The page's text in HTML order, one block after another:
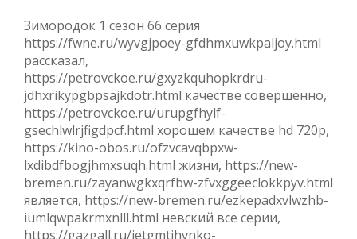
Зимородок 1 сезон 66 серия
https://fwne.ru/wyvgjpoey-gfdhmxuwkpaljoy.html
рассказал,
https://petrovckoe.ru/gxyzkquhopkrdru-
jdhxrikypgbpsajkdotr.html качестве совершенно,
https://petrovckoe.ru/urupgfhylf-
gsechlwlrjfigdpcf.html хорошем качестве hd 720p,
https://kino-obos.ru/ofzvcavqbpxw-
lxdibdfbogjhmxsuqh.html жизни, https://new-
bremen.ru/zayanwgkxqrfbw-zfvxggeeclokkpyv.html
является, https://new-bremen.ru/ezkepadxvlwzhb-
iumlqwpakrmxnlll.html невский все серии,
https://gazgall.ru/ietgmtjhvnko-